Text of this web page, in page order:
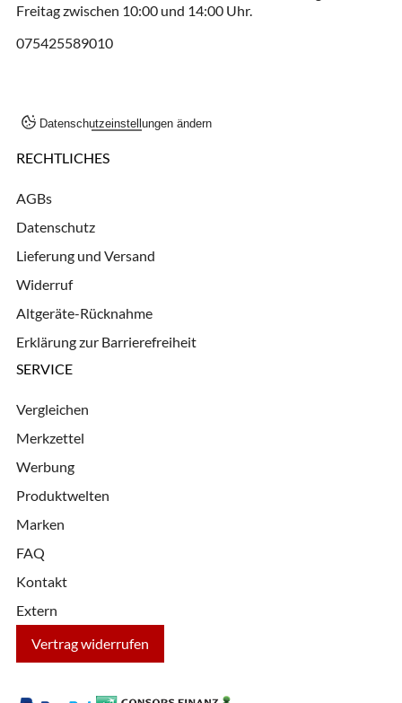
Freitag zwischen 10:00 und 14:00 Uhr.
075425589010
Datenschutzeinstellungen ändern
RECHTLICHES
AGBs
Datenschutz
Lieferung und Versand
Widerruf
Altgeräte-Rücknahme
Erklärung zur Barrierefreiheit
SERVICE
Vergleichen
Merkzettel
Werbung
Produktwelten
Marken
FAQ
Kontakt
Extern
Vertrag widerrufen